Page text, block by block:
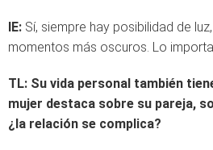
IE: Sí, siempre hay posibilidad de
momentos más oscuros. Lo
TL: Su vida personal también
mujer destaca sobre su pareja,
¿la relación se complica?